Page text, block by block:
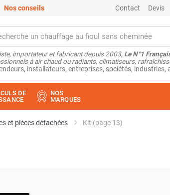
Nos conseils Contact Devis
importateur et fabricant depuis 2003, Le N°1
à air chaud ou radiants, climatiseurs,
installateurs, entreprises, sociétés,
DE
NOS
MARQUES
et pièces détachées Kit (page 13)